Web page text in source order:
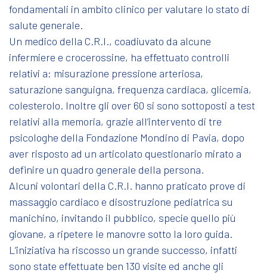
fondamentali in ambito clinico per valutare lo stato di
salute generale.
Un medico della C.R.I., coadiuvato da alcune
infermiere e crocerossine, ha effettuato controlli
relativi a: misurazione pressione arteriosa,
saturazione sanguigna, frequenza cardiaca, glicemia,
colesterolo. Inoltre gli over 60 si sono sottoposti a test
relativi alla memoria, grazie all’intervento di tre
psicologhe della Fondazione Mondino di Pavia, dopo
aver risposto ad un articolato questionario mirato a
definire un quadro generale della persona.
Alcuni volontari della C.R.I. hanno praticato prove di
massaggio cardiaco e disostruzione pediatrica su
manichino, invitando il pubblico, specie quello più
giovane, a ripetere le manovre sotto la loro guida.
L’iniziativa ha riscosso un grande successo, infatti
sono state effettuate ben 130 visite ed anche gli